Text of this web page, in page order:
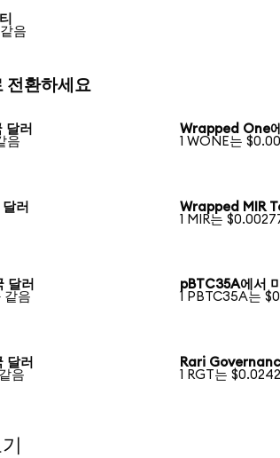
음
전환하세요
달러
음
Wrapped One
1 WONE는
러
Wrapped MIR
1 MIR는
달러
같음
pBTC35A에서
1 PBTC35A는
달러
음
Rari
1 RGT는